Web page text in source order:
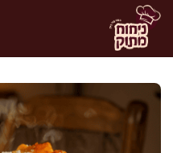
לדלג
לתוכן